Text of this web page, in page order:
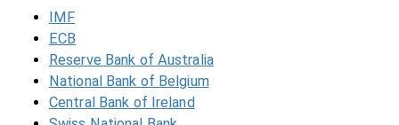
IMF
ECB
Reserve Bank of Australia
National Bank of Belgium
Central Bank of Ireland